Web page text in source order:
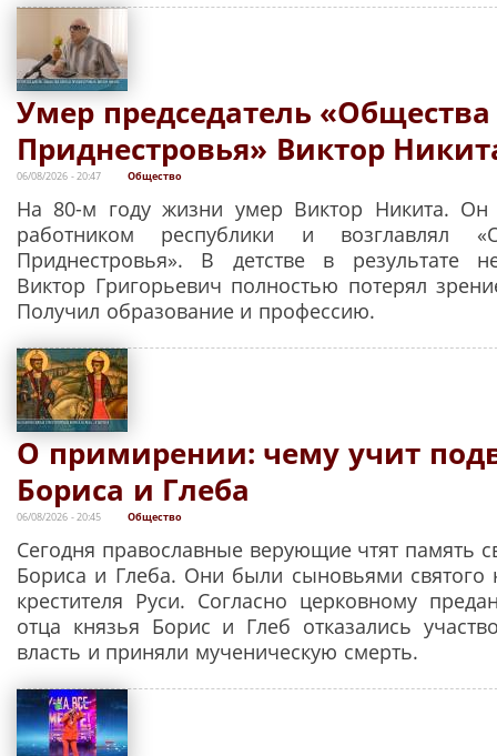
Умер председатель
Приднестровья» Виктор
06/08/2026 - 20:47 Общество
На 80-м году жизни умер Виктор Никита.
работником республики и возглавлял
Приднестровья». В детстве в результате
Виктор Григорьевич полностью потерял
Получил образование и профессию.
О примирении: чему учит
Бориса и Глеба
06/08/2026 - 20:45 Общество
Сегодня православные верующие чтят память
Бориса и Глеба. Они были сыновьями святого
крестителя Руси. Согласно церковному
отца князья Борис и Глеб отказались
власть и приняли мученическую смерть.